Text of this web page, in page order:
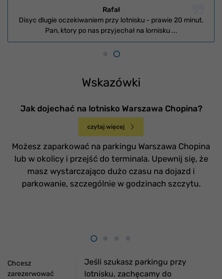
Rafał
Disyc dlugie oczekiwaniem przy lotnisku - prawie 20 minut.
Pan, ktory po nas przyjechał na lornisku ...
Wskazówki
Jak dojechać na lotnisko Warszawa Chopina?
czytaj więcej
Możesz zaparkować na parkingu Warszawa Chopina
lub w okolicy i przejść do terminala. Upewnij się, że
masz wystarczająco dużo czasu na dojazd i
parkowanie, szczególnie w godzinach szczytu.
Chcesz
zarezerwować
Jeśli szukasz parkingu przy
lotnisku, zachęcamy do